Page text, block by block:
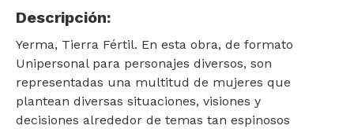
Descripción:
Yerma, Tierra Fértil. En esta obra, de formato
Unipersonal para personajes diversos, son
representadas una multitud de mujeres que
plantean diversas situaciones, visiones y
decisiones alrededor de temas tan espinosos